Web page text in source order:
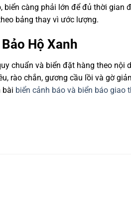
càng phải lớn để đủ thời gian
bảng thay vì ước lượng.
Hộ Xanh
chuẩn và biển đặt hàng theo nội
rào chắn, gương cầu lồi và gờ
bài biển cảnh báo và biển báo giao